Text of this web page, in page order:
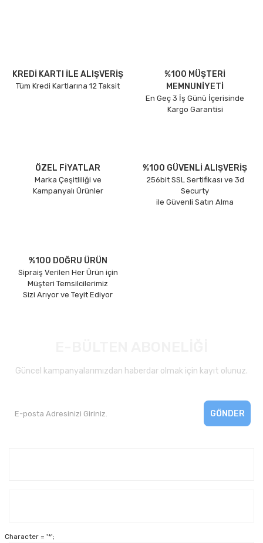
KREDİ KARTI İLE ALIŞVERİŞ
Tüm Kredi Kartlarına 12 Taksit
%100 MÜŞTERİ
MEMNUNİYETİ
En Geç 3 İş Günü İçerisinde
Kargo Garantisi
ÖZEL FİYATLAR
Marka Çeşitliliği ve
Kampanyalı Ürünler
%100 GÜVENLİ ALIŞVERİŞ
256bit SSL Sertifikası ve 3d
Securty
ile Güvenli Satın Alma
%100 DOĞRU ÜRÜN
Sipraiş Verilen Her Ürün için
Müşteri Temsilcilerimiz
Sizi Arıyor ve Teyit Ediyor
Güncel kampanyalarımızdan haberdar olmak için kayıt olunuz.
GÖNDER
Character = '*';